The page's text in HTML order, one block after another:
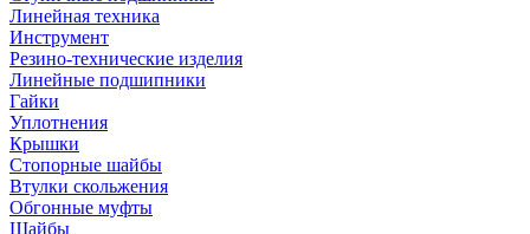
Линейная техника
Инструмент
Резино-технические изделия
Линейные подшипники
Гайки
Уплотнения
Крышки
Стопорные шайбы
Втулки скольжения
Обгонные муфты
Шайбы